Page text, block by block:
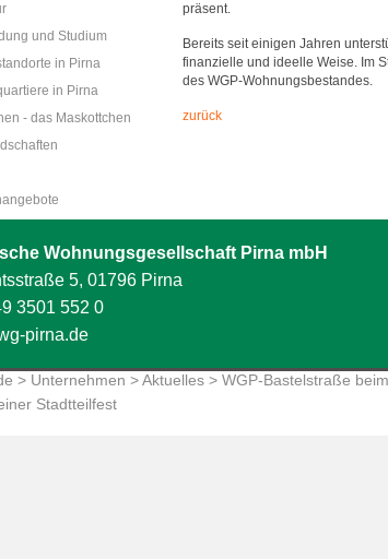
und Studium
in Pirna
in Pirna
- das Maskottchen
präsent.
Bereits seit einigen Jahren
finanzielle und ideelle Weise. Im
des WGP-Wohnungsbestandes.
zurück
Wohnungsgesellschaft Pirna mbH
5, 01796 Pirna
3501 552 0
pirna.de
> Unternehmen >Aktuelles > WGP-Bastelstraße beim
Stadtteilfest